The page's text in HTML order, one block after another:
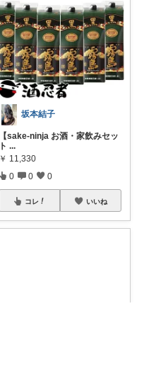
坂本結子
【sake-ninja お酒・家飲みセッ
ト ...
￥ 11,330
0 0 0
コレ いいね